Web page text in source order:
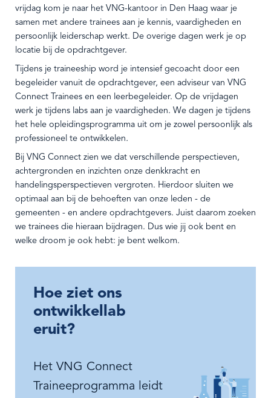
vrijdag kom je naar het VNG-kantoor in Den Haag waar je
samen met andere trainees aan je kennis, vaardigheden en
persoonlijk leiderschap werkt. De overige dagen werk je op
locatie bij de opdrachtgever.
Tijdens je traineeship word je intensief gecoacht door een
begeleider vanuit de opdrachtgever, een adviseur van VNG
Connect Trainees en een leerbegeleider. Op de vrijdagen
werk je tijdens labs aan je vaardigheden. We dagen je tijdens
het hele opleidingsprogramma uit om je zowel persoonlijk als
professioneel te ontwikkelen.
Bij VNG Connect zien we dat verschillende perspectieven,
achtergronden en inzichten onze denkkracht en
handelingsperspectieven vergroten. Hierdoor sluiten we
optimaal aan bij de behoeften van onze leden - de
gemeenten - en andere opdrachtgevers. Juist daarom zoeken
we trainees die hieraan bijdragen. Dus wie jij ook bent en
welke droom je ook hebt: je bent welkom.
Hoe ziet ons
ontwikkellab
eruit?
Het VNG Connect
Traineeprogramma leidt